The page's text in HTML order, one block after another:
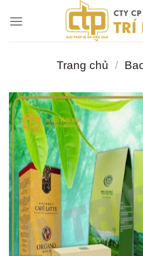
đến
Trang chủ /